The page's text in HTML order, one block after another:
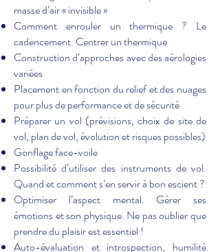
masse d’air « invisible »
Comment enrouler un thermique ? Le
cadencement. Centrer un thermique
Construction d’approches avec des aérologies
variées
Placement en fonction du relief et des nuages
pour plus de performance et de sécurité
Préparer un vol (prévisions, choix de site de
vol, plan de vol, évolution et risques possibles)
Gonflage face-voile
Possibilité d’utiliser des instruments de vol.
Quand et comment s’en servir à bon escient ?
Optimiser l’aspect mental. Gérer ses
émotions et son physique. Ne pas oublier que
prendre du plaisir est essentiel !
Auto-évaluation et introspection, humilité